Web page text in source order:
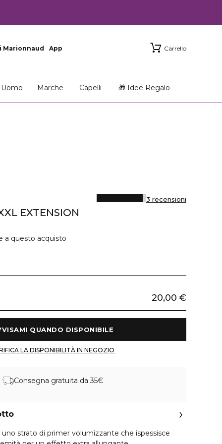
Marionnaud App Carrello
Uomo Marche Capelli 🎁 Idee Regalo
EXTENSION
3 recensioni
a questo acquisto
20,00 €
Consegna gratuita da 35€
strato di primer volumizzante che ispessisce